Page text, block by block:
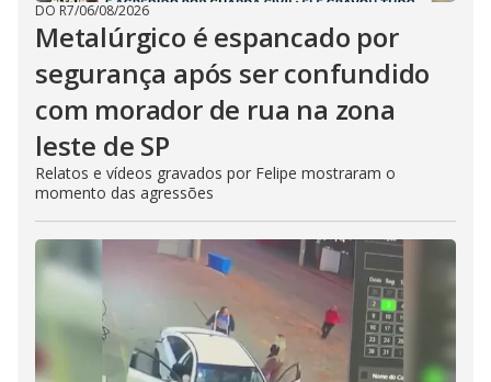
DO R7/06/08/2026
Metalúrgico é espancado por
segurança após ser confundido
com morador de rua na zona
leste de SP
Relatos e vídeos gravados por Felipe mostraram o
momento das agressões